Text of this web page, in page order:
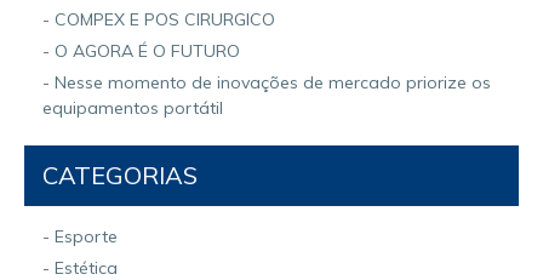
- COMPEX E POS CIRURGICO
- O AGORA É O FUTURO
- Nesse momento de inovações de mercado priorize os
equipamentos portátil
CATEGORIAS
- Esporte
- Estética